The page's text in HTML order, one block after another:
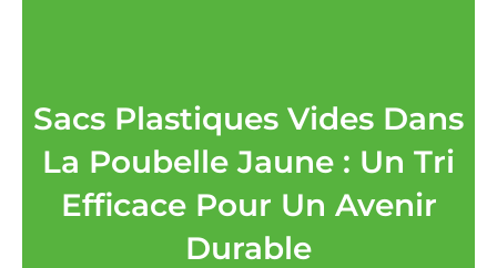
Sacs Plastiques Vides Dans
La Poubelle Jaune : Un Tri
Efficace Pour Un Avenir
Durable